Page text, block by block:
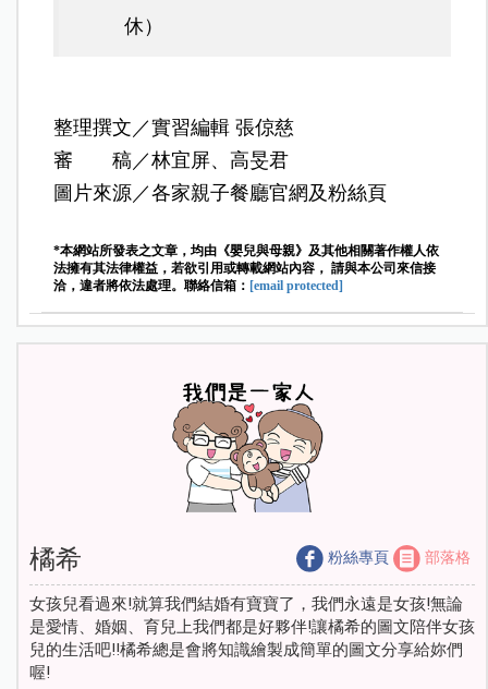
休）
整理撰文／實習編輯 張倞慈
審 稿／林宜屏、高旻君
圖片來源／各家親子餐廳官網及粉絲頁
*本網站所發表之文章，均由《嬰兒與母親》及其他相關著作權人依
法擁有其法律權益，若欲引用或轉載網站內容， 請與本公司來信接
洽，違者將依法處理。聯絡信箱： [email protected]
橘希 粉絲專頁 部落格
女孩兒看過來!就算我們結婚有寶寶了，我們永遠是女孩!無論
是愛情、婚姻、育兒上我們都是好夥伴!讓橘希的圖文陪伴女孩
兒的生活吧!!橘希總是會將知識繪製成簡單的圖文分享給妳們
喔!